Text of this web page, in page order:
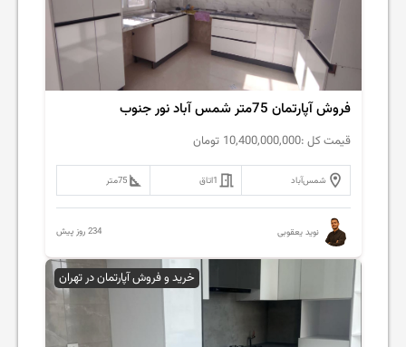
فروش آپارتمان 75متر شمس آباد نور جنوب
قیمت کل :10,400,000,000 تومان
شمس‌آباد 1اتاق 75متر
نوید یعقوبی 234 روز پیش
خرید و فروش آپارتمان در تهران